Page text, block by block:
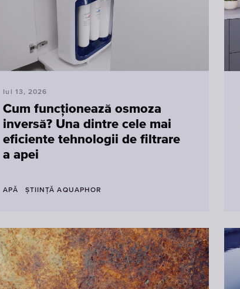
Iul 13, 2026
Cum funcționează osmoza
inversă? Una dintre cele mai
eficiente tehnologii de filtrare
a apei
APĂ ŞTIINŢĂ AQUAPHOR